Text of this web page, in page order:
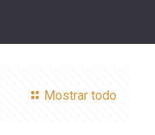
Mostrar todo